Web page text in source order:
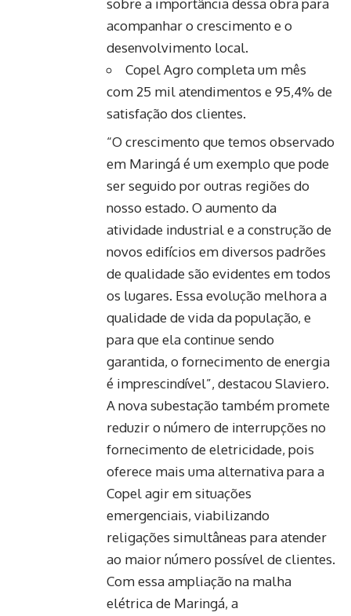
sobre a importância dessa obra para
acompanhar o crescimento e o
desenvolvimento local.
Copel Agro completa um mês
com 25 mil atendimentos e 95,4% de
satisfação dos clientes.
“O crescimento que temos observado
em Maringá é um exemplo que pode
ser seguido por outras regiões do
nosso estado. O aumento da
atividade industrial e a construção de
novos edifícios em diversos padrões
de qualidade são evidentes em todos
os lugares. Essa evolução melhora a
qualidade de vida da população, e
para que ela continue sendo
garantida, o fornecimento de energia
é imprescindível”, destacou Slaviero.
A nova subestação também promete
reduzir o número de interrupções no
fornecimento de eletricidade, pois
oferece mais uma alternativa para a
Copel agir em situações
emergenciais, viabilizando
religações simultâneas para atender
ao maior número possível de clientes.
Com essa ampliação na malha
elétrica de Maringá, a